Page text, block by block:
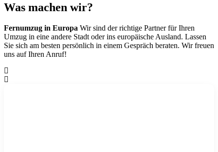
Was machen wir?
Fernumzug in Europa Wir sind der richtige Partner für Ihren
Umzug in eine andere Stadt oder ins europäische Ausland. Lassen
Sie sich am besten persönlich in einem Gespräch beraten. Wir freuen
uns auf Ihren Anruf!